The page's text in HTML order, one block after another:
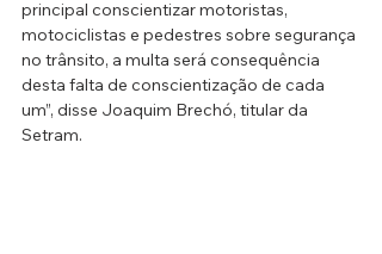
principal conscientizar motoristas,
motociclistas e pedestres sobre segurança
no trânsito, a multa será consequência
desta falta de conscientização de cada
um”, disse Joaquim Brechó, titular da
Setram.